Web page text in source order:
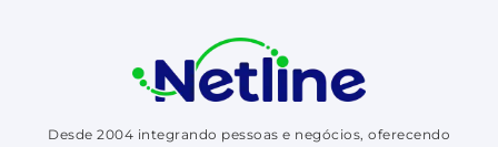
Desde 2004 integrando pessoas e negócios, oferecendo